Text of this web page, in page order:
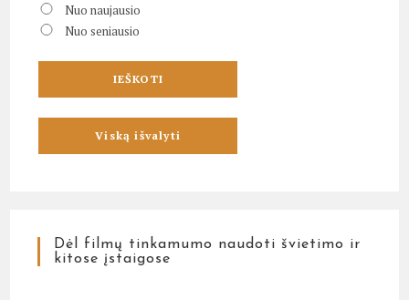
Nuo naujausio
Nuo seniausio
Dėl filmų tinkamumo naudoti švietimo ir
kitose įstaigose